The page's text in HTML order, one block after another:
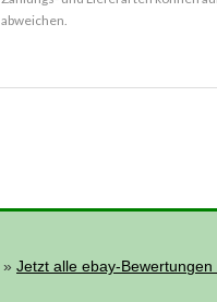
abweichen.
»Jetzt alle ebay-Bewertungen